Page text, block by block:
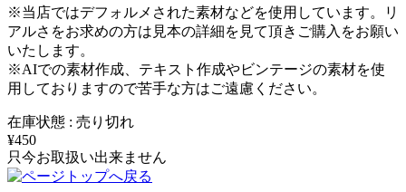
※当店ではデフォルメされた素材などを使用しています。リ
アルさをお求めの方は見本の詳細を見て頂きご購入をお願い
いたします。
※AIでの素材作成、テキスト作成やビンテージの素材を使
用しておりますので苦手な方はご遠慮ください。
在庫状態 : 売り切れ
¥450
只今お取扱い出来ません